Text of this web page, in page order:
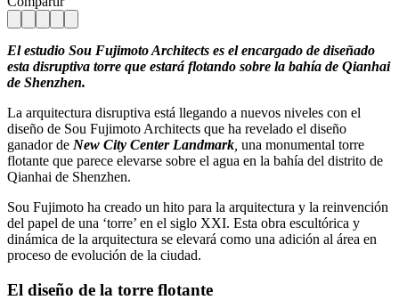
El estudio Sou Fujimoto Architects es el encargado de diseñado
esta disruptiva torre que estará flotando sobre la bahía de Qianhai
de Shenzhen.
La arquitectura disruptiva está llegando a nuevos niveles con el
diseño de Sou Fujimoto Architects que ha revelado el diseño
ganador de New City Center Landmark una monumental torre
flotante que parece elevarse sobre el agua en la bahía del distrito de
Qianhai de Shenzhen.
Sou Fujimoto ha creado un hito para la arquitectura y la reinvención
del papel de una ‘torre’ en el siglo XXI. Esta obra escultórica y
dinámica de la arquitectura se elevará como una adición al área en
proceso de evolución de la ciudad.
El diseño de la torre flotante